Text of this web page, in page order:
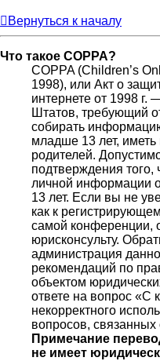
Вернуться к началу
Что такое COPPA?
COPPA (Children’s
1998), или Акт о
интернете от 1998 г.
Штатов, требующий
собирать
младше 13 лет, иметь
родителей.
подтверждения
личной информации
13 лет. Если вы не
как к
самой конференции,
юрисконсульту.
администрация
рекомендаций по
объектом
ответе на вопрос «С
некорректного
вопросов,
Примечание
не имеет